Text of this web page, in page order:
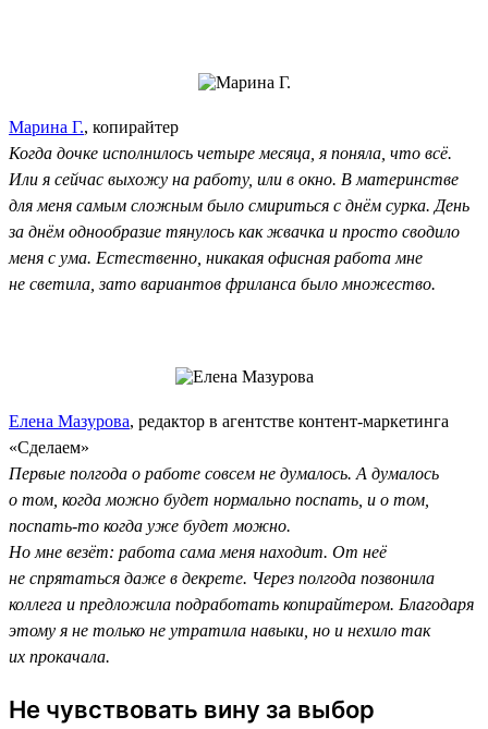
Марина Г., копирайтер
Когда дочке исполнилось четыре месяца, я поняла, что всё.
Или я сейчас выхожу на работу, или в окно. В материнстве
для меня самым сложным было смириться с днём сурка. День
за днём однообразие тянулось как жвачка и просто сводило
меня с ума. Естественно, никакая офисная работа мне
не светила, зато вариантов фриланса было множество.
Елена Мазурова, редактор в агентстве контент-маркетинга
«Сделаем»
Первые полгода о работе совсем не думалось. А думалось
о том, когда можно будет нормально поспать, и о том,
поспать-то когда уже будет можно.
Но мне везёт: работа сама меня находит. От неё
не спрятаться даже в декрете. Через полгода позвонила
коллега и предложила подработать копирайтером. Благодаря
этому я не только не утратила навыки, но и нехило так
их прокачала.
Не чувствовать вину за выбор